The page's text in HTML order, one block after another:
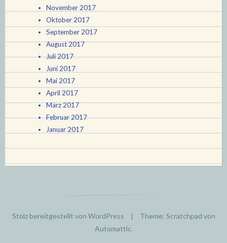
November 2017
Oktober 2017
September 2017
August 2017
Juli 2017
Juni 2017
Mai 2017
April 2017
März 2017
Februar 2017
Januar 2017
Stolz bereitgestellt von WordPress |
Theme: Scratchpad von
Automattic.